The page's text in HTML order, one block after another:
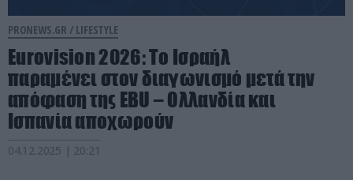
PRONEWS.GR / LIFESTYLE
Eurovision 2026: Το Ισραήλ
παραμένει στον διαγωνισμό μετά την
απόφαση της EBU – Ολλανδία και
Ισπανία αποχωρούν
04.12.2025 | 20:21